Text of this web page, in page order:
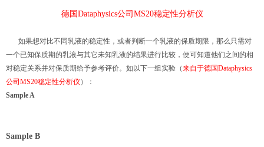
德国Dataphysics公司MS20稳定性分析仪
如果想对比不同乳液的稳定性，或者判断一个乳液的保质期限，那么只需对
一个已知保质期的乳液与其它未知乳液的结果进行比较，便可知道他们之间的相
对稳定关系并对保质期给予参考评价。如以下一组实验（来自于德国Dataphysics
公司MS20稳定性分析仪 ）：
Sample A
Sample B